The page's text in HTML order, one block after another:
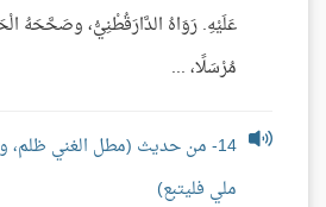
عَلَيْهِ. رَوَاهُ الدَّارَقُطْنِيُّ، وصَحَّحَهُ
مُرْسَلًا، ...
14- من حديث (مطل الغني ظلم،
ملي فليتبع)